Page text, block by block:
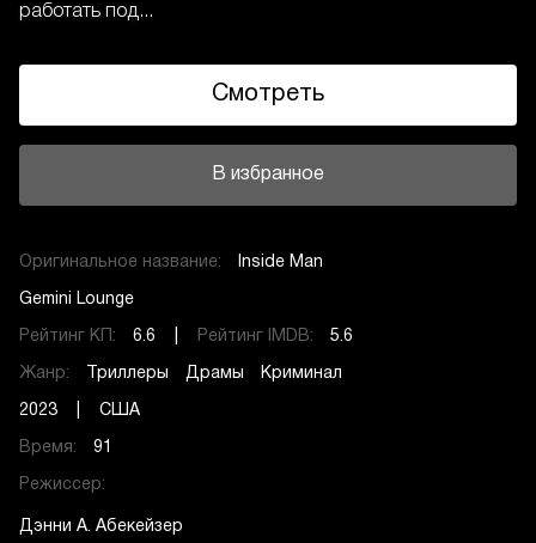
работать под...
Смотреть
В избранное
Оригинальное название: Inside Man
Gemini Lounge
Рейтинг КП: 6.6 | Рейтинг IMDB: 5.6
Жанр: Триллеры Драмы Криминал
2023 | США
Время: 91
Режиссер:
Дэнни А. Абекейзер